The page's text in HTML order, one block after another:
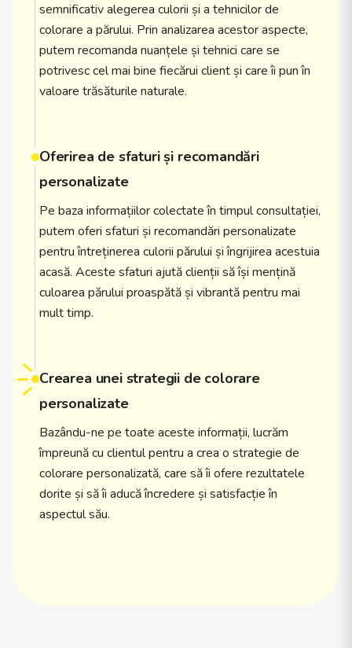
semnificativ alegerea culorii și a tehnicilor de
colorare a părului. Prin analizarea acestor aspecte,
putem recomanda nuanțele și tehnici care se
potrivesc cel mai bine fiecărui client și care îi pun în
valoare trăsăturile naturale.
Oferirea de sfaturi și recomandări
personalizate
Pe baza informațiilor colectate în timpul consultației,
putem oferi sfaturi și recomandări personalizate
pentru întreținerea culorii părului și îngrijirea acestuia
acasă. Aceste sfaturi ajută clienții să își mențină
culoarea părului proaspătă și vibrantă pentru mai
mult timp.
Crearea unei strategii de colorare
personalizate
Bazându-ne pe toate aceste informații, lucrăm
împreună cu clientul pentru a crea o strategie de
colorare personalizată, care să îi ofere rezultatele
dorite și să îi aducă încredere și satisfacție în
aspectul său.